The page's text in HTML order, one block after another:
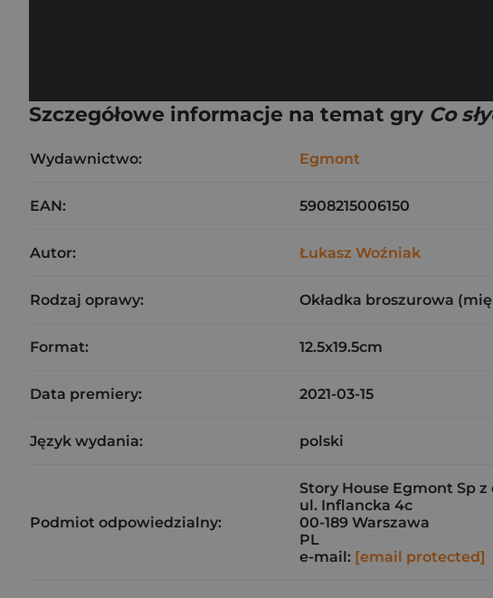
Szczegółowe informacje na temat gry Co
Wydawnictwo: Egmont
EAN: 5908215006150
Autor: Łukasz Woźniak
Rodzaj oprawy: Okładka broszurowa
Format: 12.5x19.5cm
Data premiery: 2021-03-15
Język wydania: polski
Podmiot odpowiedzialny:
Story House Egmont Sp z
ul. Inflancka 4c
00-189 Warszawa
PL
e-mail: [email protected]